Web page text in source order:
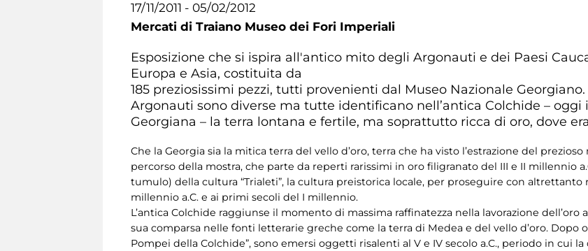
17/11/2011 - 05/02/2012
Mercati di Traiano Museo dei Fori Imperiali
Esposizione che si ispira all'antico mito degli Argonauti e dei Paesi
Europa e Asia, costituita da
185 preziosissimi pezzi, tutti provenienti dal Museo Nazionale
Argonauti sono diverse ma tutte identificano nell’antica Colchide –
Georgiana – la terra lontana e fertile, ma soprattutto ricca di oro, dove
Che la Georgia sia la mitica terra del vello d’oro, terra che ha visto l’estrazione del
percorso della mostra, che parte da reperti rarissimi in oro filigranato del III e II millennio
tumulo) della cultura “Trialeti”, la cultura preistorica locale, per proseguire con altrettanto
millennio a.C. e ai primi secoli del I millennio.
L’antica Colchide raggiunse il momento di massima raffinatezza nella lavorazione dell’oro
sua comparsa nelle fonti letterarie greche come la terra di Medea e del vello d’oro. Dopo
Pompei della Colchide”, sono emersi oggetti risalenti al V e IV secolo a.C., periodo in cui